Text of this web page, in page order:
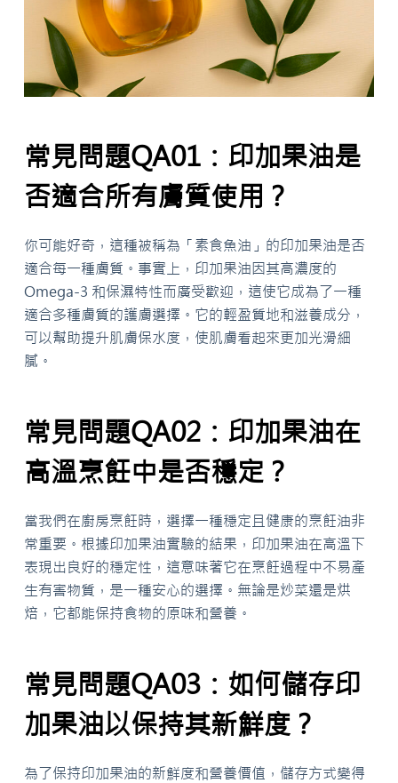
常見問題QA01：印加果油是
否適合所有膚質使用？
你可能好奇，這種被稱為「素食魚油」的印加果油是否
適合每一種膚質。事實上，印加果油因其高濃度的
Omega-3 和保濕特性而廣受歡迎，這使它成為了一種
適合多種膚質的護膚選擇。它的輕盈質地和滋養成分，
可以幫助提升肌膚保水度，使肌膚看起來更加光滑細
膩。
常見問題QA02：印加果油在
高溫烹飪中是否穩定？
當我們在廚房烹飪時，選擇一種穩定且健康的烹飪油非
常重要。根據印加果油實驗的結果，印加果油在高溫下
表現出良好的穩定性，這意味著它在烹飪過程中不易產
生有害物質，是一種安心的選擇。無論是炒菜還是烘
焙，它都能保持食物的原味和營養。
常見問題QA03：如何儲存印
加果油以保持其新鮮度？
為了保持印加果油的新鮮度和營養價值，儲存方式變得